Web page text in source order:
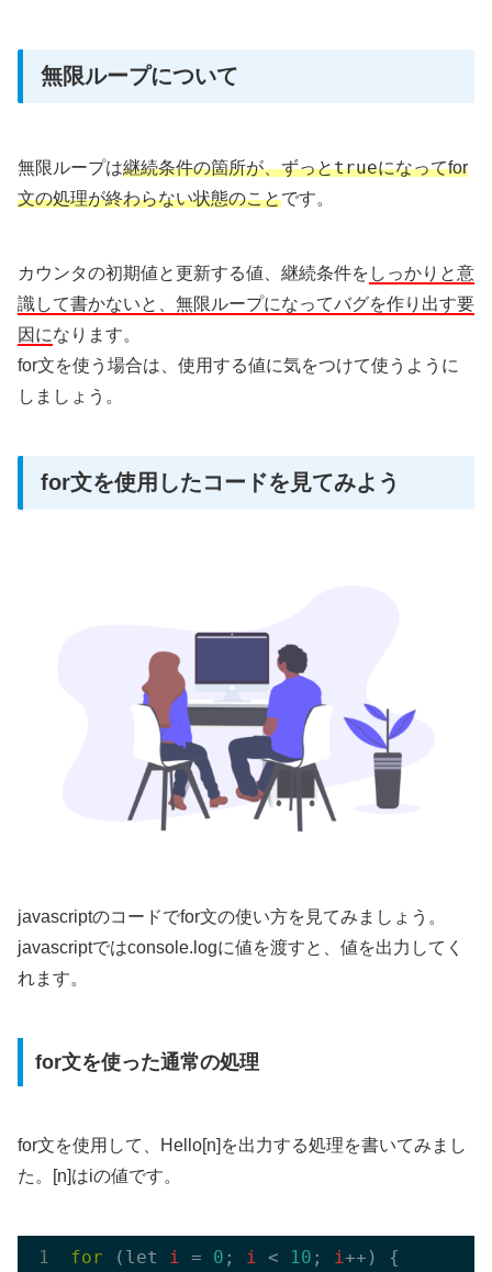
無限ループについて
無限ループは継続条件の箇所が、ずっとtrueになってfor
文の処理が終わらない状態のことです。
カウンタの初期値と更新する値、継続条件を しっかりと意
識して書かないと、無限ループになってバグを作り出す要
因になります。
for文を使う場合は、使用する値に気をつけて使うように
しましょう。
for文を使用したコードを見てみよう
javascriptのコードでfor文の使い方を見てみましょう。
javascriptではconsole.logに値を渡すと、値を出力してく
れます。
for文を使った通常の処理
for文を使用して、Hello[n]を出力する処理を書いてみまし
た。[n]はiの値です。
for (let i = 0 ; i < 10 ; i ++) {